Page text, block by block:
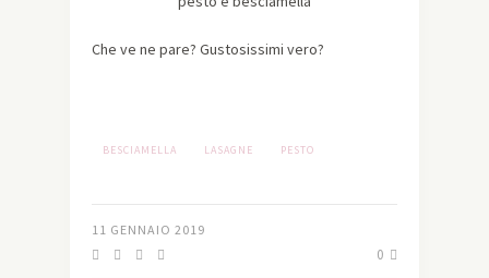
Che ve ne pare? Gustosissimi vero?
BESCIAMELLA LASAGNE PESTO
11 GENNAIO 2019
0